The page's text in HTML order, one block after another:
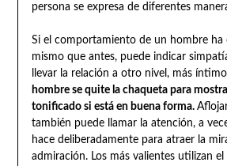
persona se expresa de diferentes
Si el comportamiento de un hombre ha
mismo que antes, puede indicar
llevar la relación a otro nivel, más
hombre se quite la chaqueta para
tonificado si está en buena forma.
también puede llamar la atención, a
hace deliberadamente para atraer la
admiración. Los más valientes utilizan